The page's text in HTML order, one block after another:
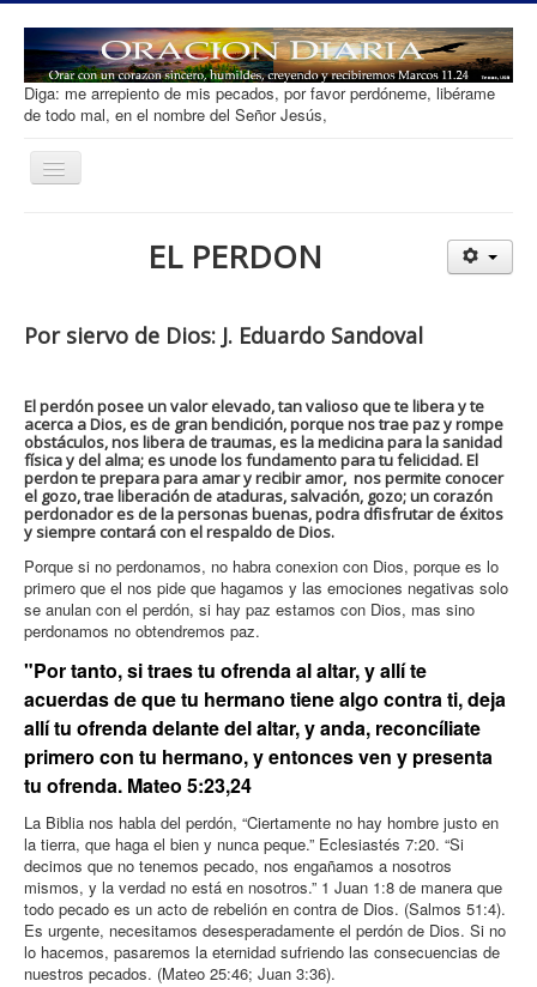
Diga: me arrepiento de mis pecados, por favor perdóneme, libérame
de todo mal, en el nombre del Señor Jesús,
Toggle
Tipos de Oracion
Ofrenda
Contacto
EL PERDON
Por siervo de Dios: J. Eduardo Sandoval
El perdón posee un valor elevado, tan valioso que te libera y te
acerca a Dios, es de gran bendición, porque nos trae paz y rompe
obstáculos, nos libera de traumas, es la medicina para la sanidad
física y del alma; es unode los fundamento para tu felicidad. El
perdon te prepara para amar y recibir amor, nos permite conocer
el gozo, trae liberación de ataduras, salvación, gozo; un corazón
perdonador es de la personas buenas, podra dfisfrutar de éxitos
y siempre contará con el respaldo de Dios.
Porque si no perdonamos, no habra conexion con Dios, porque es lo
primero que el nos pide que hagamos y las emociones negativas solo
se anulan con el perdón, si hay paz estamos con Dios, mas sino
perdonamos no obtendremos paz.
"Por tanto, si traes tu ofrenda al altar, y allí te
acuerdas de que tu hermano tiene algo contra ti, deja
allí tu ofrenda delante del altar, y anda, reconcíliate
primero con tu hermano, y entonces ven y presenta
tu ofrenda. Mateo 5:23,24
La Biblia nos habla del perdón, “Ciertamente no hay hombre justo en
la tierra, que haga el bien y nunca peque.” Eclesiastés 7:20. “Si
decimos que no tenemos pecado, nos engañamos a nosotros
mismos, y la verdad no está en nosotros.” 1 Juan 1:8 de manera que
todo pecado es un acto de rebelión en contra de Dios. (Salmos 51:4).
Es urgente, necesitamos desesperadamente el perdón de Dios. Si no
lo hacemos, pasaremos la eternidad sufriendo las consecuencias de
nuestros pecados. (Mateo 25:46; Juan 3:36).